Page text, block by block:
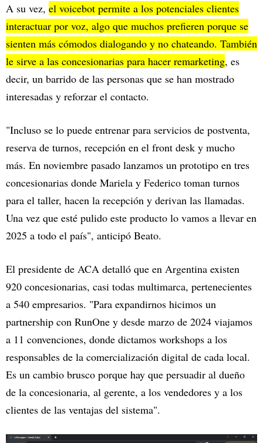
A su vez, el voicebot permite a los potenciales clientes
interactuar por voz, algo que muchos prefieren porque se
sienten más cómodos dialogando y no chateando. También
le sirve a las concesionarias para hacer remarketing, es
decir, un barrido de las personas que se han mostrado
interesadas y reforzar el contacto.
"Incluso se lo puede entrenar para servicios de postventa,
reserva de turnos, recepción en el front desk y mucho
más. En noviembre pasado lanzamos un prototipo en tres
concesionarias donde Mariela y Federico toman turnos
para el taller, hacen la recepción y derivan las llamadas.
Una vez que esté pulido este producto lo vamos a llevar en
2025 a todo el país", anticipó Beato.
El presidente de ACA detalló que en Argentina existen
920 concesionarias, casi todas multimarca, pertenecientes
a 540 empresarios. "Para expandirnos hicimos un
partnership con RunOne y desde marzo de 2024 viajamos
a 11 convenciones, donde dictamos workshops a los
responsables de la comercialización digital de cada local.
Es un cambio brusco porque hay que persuadir al dueño
de la concesionaria, al gerente, a los vendedores y a los
clientes de las ventajas del sistema".